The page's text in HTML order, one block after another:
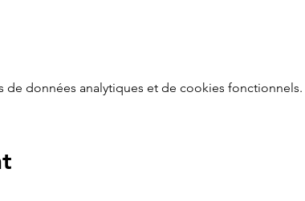
données analytiques et de cookies fonctionnels.